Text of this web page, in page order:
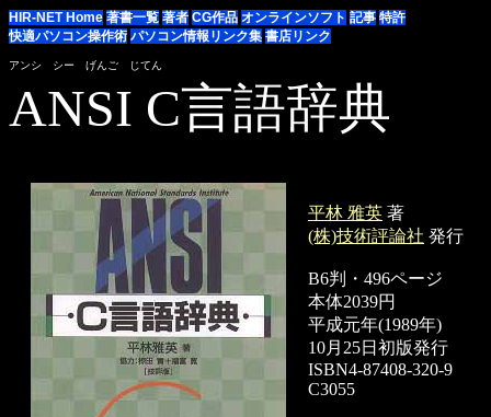
HIR-NET Home 著書一覧 著者 CG作品 オンラインソフト 記事 特許
快適パソコン操作術 パソコン情報リンク集 書店リンク
アンシ シー げんご じてん
ANSI C言語辞典
平林 雅英 著
(株)技術評論社 発行
B6判・ 496ページ
本体2039円
平成元年(1989年)
10月25日 初版発行
ISBN4-87408-320-9
C3055